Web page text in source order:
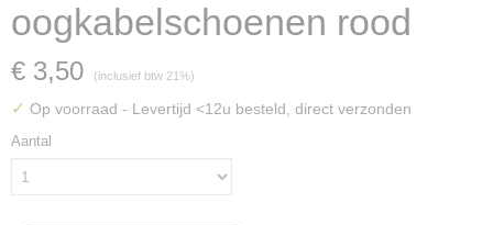
oogkabelschoenen rood
€ 3,50 (inclusief btw 21%)
✓ Op voorraad - Levertijd <12u besteld, direct verzonden
Aantal